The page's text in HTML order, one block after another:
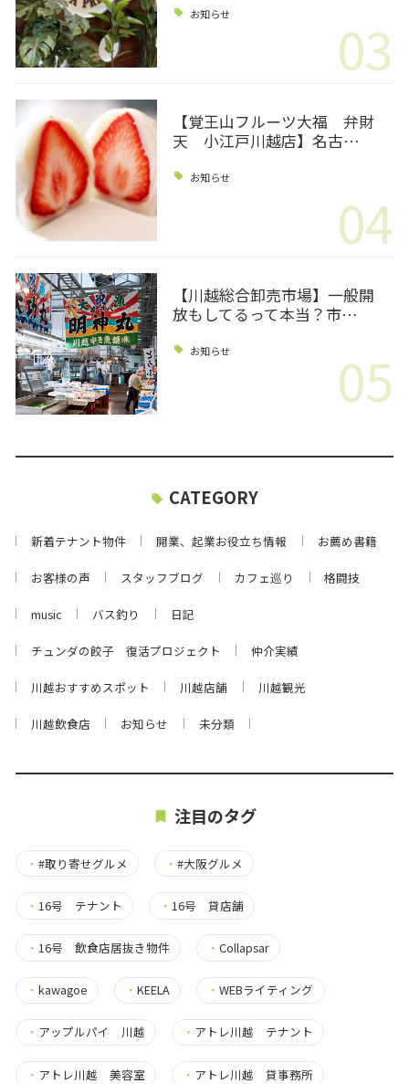
お知らせ 03
【覚王山フルーツ大福 弁財
天 小江戸川越店】名古…
お知らせ
04
【川越総合卸売市場】一般開
放もしてるって本当？市…
お知らせ 05
CATEGORY
新着テナント物件 開業、起業お役立ち情報 お薦め書籍
お客様の声 スタッフブログ カフェ巡り 格闘技
music バス釣り 日記
チュンダの餃子 復活プロジェクト 仲介実績
川越おすすめスポット 川越店舗 川越観光
川越飲食店 お知らせ 未分類
注目のタグ
・ #取り寄せグルメ ・#大阪グルメ
・ 16号 テナント ・16号 貸店舗
・ 16号 飲食店居抜き物件 ・Collapsar
・ kawagoe ・KEELA ・WEBライティング
・ アップルパイ 川越 ・ アトレ川越 テナント
・ アトレ川越 美容室 ・ アトレ川越 貸事務所